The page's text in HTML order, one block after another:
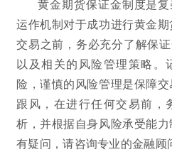
黄金期货保证金制度是
运作机制对于成功进行黄金
交易之前，务必充分了解保
以及相关的风险管理策略。
险，谨慎的风险管理是保障
跟风，在进行任何交易前，
析，并根据自身风险承受能
有疑问，请咨询专业的金融顾